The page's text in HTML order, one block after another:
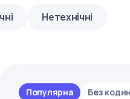
Нетехнічні
Популярна Без